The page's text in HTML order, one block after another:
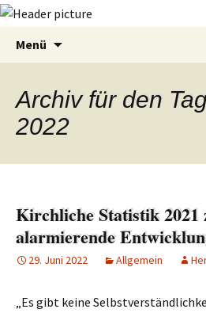
Menü
Archiv für den
2022
Kirchliche Statistik 2021
alarmierende
29. Juni 2022 Allgemein
„Es gibt keine